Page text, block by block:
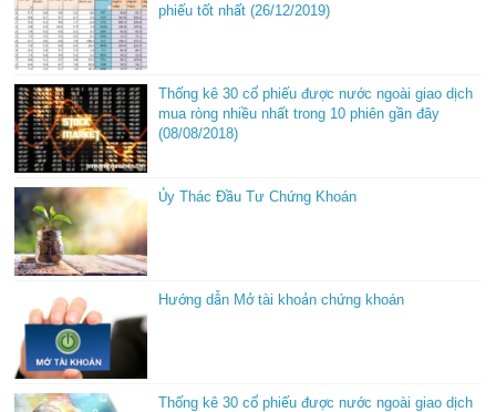
phiếu tốt nhất (26/12/2019)
Thống kê 30 cổ phiếu được nước ngoài giao dịch
mua ròng nhiều nhất trong 10 phiên gần đây
(08/08/2018)
Ủy Thác Đầu Tư Chứng Khoán
Hướng dẫn Mở tài khoản chứng khoán
Thống kê 30 cổ phiếu được nước ngoài giao dịch